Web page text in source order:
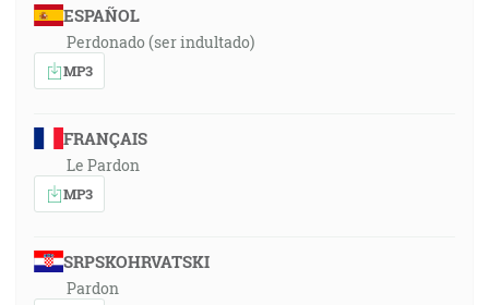
ESPAÑOL
Perdonado (ser indultado)
MP3
FRANÇAIS
Le Pardon
MP3
SRPSKOHRVATSKI
Pardon